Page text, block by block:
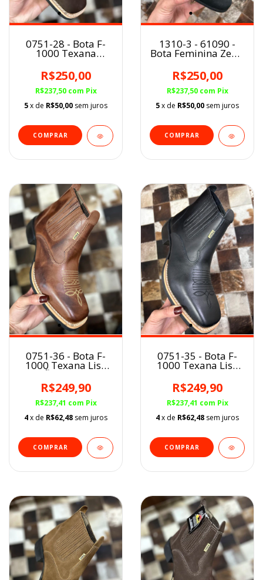
0751-28 - Bota F-
1000 Texana
Curto BQ
R$250,00
R$237,50 com Pix
5x de R$50,00 sem juros
COMPRAR
1310-3 - 61090 -
Bota Feminina Zebu
R$250,00
R$237,50 com Pix
5x de R$50,00 sem juros
COMPRAR
0751-36 - Bota F-
1000 Texana Lisa
PINHÃO Cano Curto
BQ Látego
R$249,90
R$237,41 com Pix
4x de R$62,48 sem juros
COMPRAR
0751-35 - Bota F-
1000 Texana Lisa
BQ Látego
R$249,90
R$237,41 com Pix
4x de R$62,48 sem juros
COMPRAR